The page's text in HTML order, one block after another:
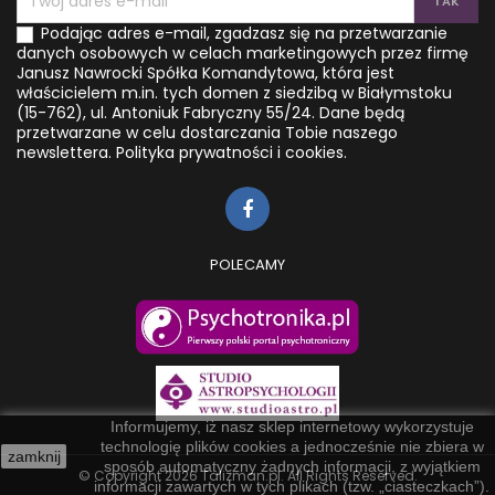
zamknij
Informujemy, iż nasz sklep internetowy wykorzystuje
technologię plików cookies a jednocześnie nie zbiera w
sposób automatyczny żadnych informacji, z wyjątkiem
informacji zawartych w tych plikach (tzw. „ciasteczkach”).
Podając adres e-mail, zgadzasz się na przetwarzanie
danych osobowych w celach marketingowych przez firmę
Janusz Nawrocki Spółka Komandytowa, która jest
właścicielem m.in. tych domen z siedzibą w Białymstoku
(15-762), ul. Antoniuk Fabryczny 55/24. Dane będą
przetwarzane w celu dostarczania Tobie naszego
newslettera. Polityka prywatności i cookies.
POLECAMY
© Copyright 2026 Talizman.pl. All Rights Reserved.